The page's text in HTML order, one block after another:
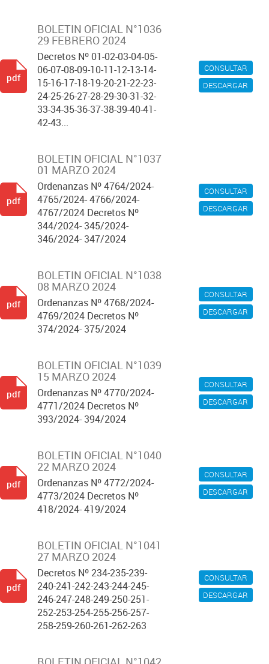
CONSULTAR
DESCARGAR
BOLETIN OFICIAL N°1036
29 FEBRERO 2024
Decretos Nº 01-02-03-04-05-
06-07-08-09-10-11-12-13-14-
15-16-17-18-19-20-21-22-23-
24-25-26-27-28-29-30-31-32-
33-34-35-36-37-38-39-40-41-
42-43...
pdf
CONSULTAR
DESCARGAR
BOLETIN OFICIAL N°1037
01 MARZO 2024
Ordenanzas Nº 4764/2024-
4765/2024- 4766/2024-
4767/2024 Decretos Nº
344/2024- 345/2024-
346/2024- 347/2024
pdf
CONSULTAR
DESCARGAR
BOLETIN OFICIAL N°1038
08 MARZO 2024
Ordenanzas Nº 4768/2024-
4769/2024 Decretos Nº
374/2024- 375/2024
pdf
CONSULTAR
DESCARGAR
BOLETIN OFICIAL N°1039
15 MARZO 2024
Ordenanzas Nº 4770/2024-
4771/2024 Decretos Nº
393/2024- 394/2024
pdf
CONSULTAR
DESCARGAR
BOLETIN OFICIAL N°1040
22 MARZO 2024
Ordenanzas Nº 4772/2024-
4773/2024 Decretos Nº
418/2024- 419/2024
pdf
CONSULTAR
DESCARGAR
BOLETIN OFICIAL N°1041
27 MARZO 2024
Decretos Nº 234-235-239-
240-241-242-243-244-245-
246-247-248-249-250-251-
252-253-254-255-256-257-
258-259-260-261-262-263
pdf